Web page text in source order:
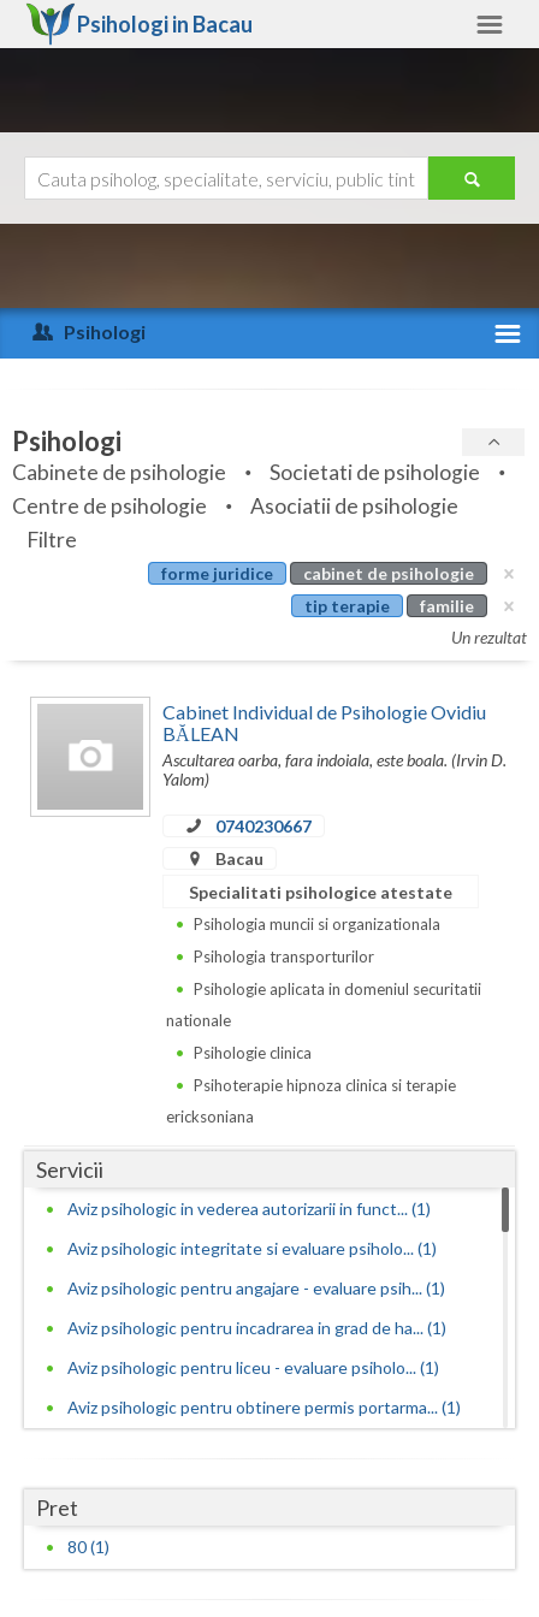
Psihologi in Bacau
Arad
Arges
Bihor
Bistrita-Nasaud
Botosani
Bucuresti
Buzau
Giurgiu
Hunedoara
Ialomita
Maramures
Mehedinti
Ajutor
Psihologi
Specialitati
Servicii
Articole
Evenimente
Psihologi
Cabinete de psihologie
Societati de psihologie
Centre de psihologie
Asociatii de psihologie
Filtre
forme juridice
cabinet de psihologie
tip terapie
familie
Un rezultat
Cabinet Individual de Psihologie Ovidiu
BĂLEAN
Ascultarea oarba, fara indoiala, este boala. (Irvin D.
Yalom)
0740230667
Bacau
Specialitati psihologice atestate
Psihologia muncii si organizationala
Psihologia transporturilor
Psihologie aplicata in domeniul securitatii
nationale
Psihologie clinica
Psihoterapie hipnoza clinica si terapie
ericksoniana
Servicii
Aviz psihologic in vederea autorizarii in funct... (1)
Aviz psihologic integritate si evaluare psiholo... (1)
Aviz psihologic pentru angajare - evaluare psih... (1)
Aviz psihologic pentru incadrarea in grad de ha... (1)
Aviz psihologic pentru liceu - evaluare psiholo... (1)
Aviz psihologic pentru obtinere permis portarma... (1)
Aviz psihologic pentru ocuparea functiilor publ... (1)
Aviz psihologic pentru scoala - evaluare psihol... (1)
Pret
80 (1)